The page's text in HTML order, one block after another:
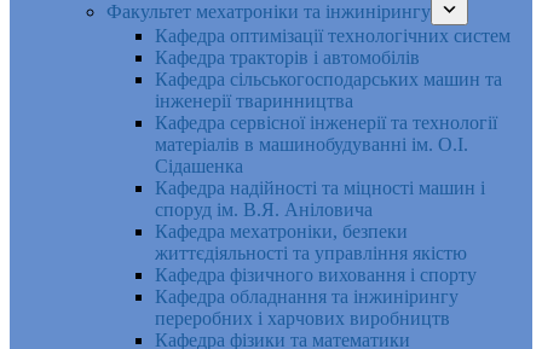
Факультет мехатроніки та інжинірингу
Кафедра оптимізації технологічних систем
Кафедра тракторів і автомобілів
Кафедра сільськогосподарських машин та
інженерії тваринництва
Кафедра cервісної інженерії та технології
матеріалів в машинобудуванні ім. О.І.
Сідашенка
Кафедра надійності та міцності машин і
споруд ім. В.Я. Аніловича
Кафедра мехатроніки, безпеки
життєдіяльності та управління якістю
Кафедра фізичного виховання і спорту
Кафедра обладнання та інжинірингу
переробних і харчових виробництв
Кафедра фізики та математики